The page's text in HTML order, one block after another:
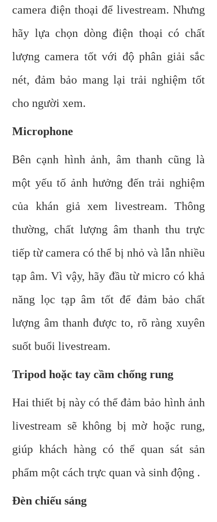
camera điện thoại để livestream. Nhưng
hãy lựa chọn dòng điện thoại có chất
lượng camera tốt với độ phân giải sắc
nét, đảm bảo mang lại trải nghiệm tốt
cho người xem.
Microphone
Bên cạnh hình ảnh, âm thanh cũng là
một yếu tố ảnh hưởng đến trải nghiệm
của khán giả xem livestream. Thông
thường, chất lượng âm thanh thu trực
tiếp từ camera có thể bị nhỏ và lẫn nhiều
tạp âm. Vì vậy, hãy đầu từ micro có khả
năng lọc tạp âm tốt để đảm bảo chất
lượng âm thanh được to, rõ ràng xuyên
suốt buổi livestream.
Tripod hoặc tay cầm chống rung
Hai thiết bị này có thể đảm bảo hình ảnh
livestream sẽ không bị mờ hoặc rung,
giúp khách hàng có thể quan sát sản
phẩm một cách trực quan và sinh động .
Đèn chiếu sáng